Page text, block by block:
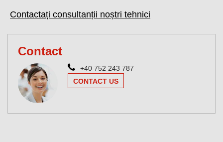
Contactați consultanții noștri tehnici
Contact
+40 752 243 787
CONTACT US